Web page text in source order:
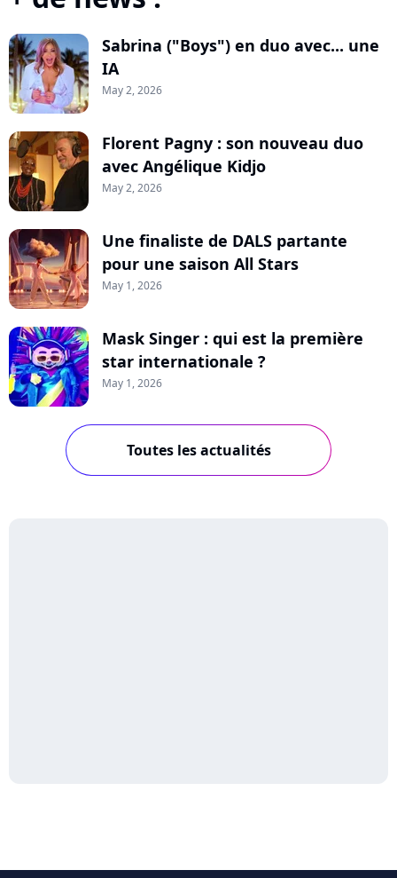
Sabrina ("Boys") en duo avec... une
IA
May 2, 2026
Florent Pagny : son nouveau duo
avec Angélique Kidjo
May 2, 2026
Une finaliste de DALS partante
pour une saison All Stars
May 1, 2026
Mask Singer : qui est la première
star internationale ?
May 1, 2026
Toutes les actualités